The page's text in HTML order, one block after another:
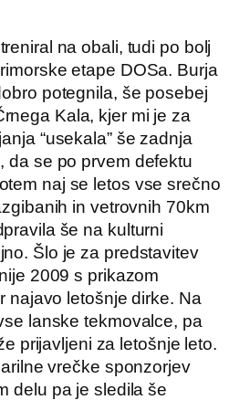
na obali, tudi po bolj
etape DOSa. Burja
potegnila, še posebej
Kala, kjer mi je za
“usekala” še zadnja
da se po prvem defektu
naj se letos vse srečno
in vetrovnih 70km
še na kulturni
Šlo je za predstavitev
2009 s prikazom
najavo letošnje dirke. Na
lanske tekmovalce, pa
prijavljeni za letošnje leto.
vrečke sponzorjev
delu pa je sledila še